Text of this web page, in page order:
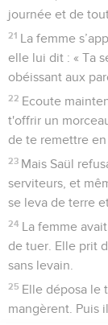
journée et de
21 La femme
elle lui dit : « Ta
obéissant aux
22 Ecoute
t'offrir un
de te remettre
23 Mais Saül
serviteurs, et
se leva de terre
24 La femme
de tuer. Elle prit
sans levain.
25 Elle déposa le
mangèrent. Puis